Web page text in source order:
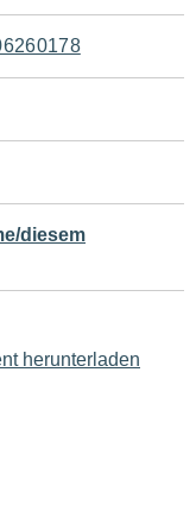
diesem
herunterladen